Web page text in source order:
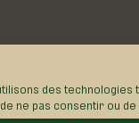
des
de ne pas consentir